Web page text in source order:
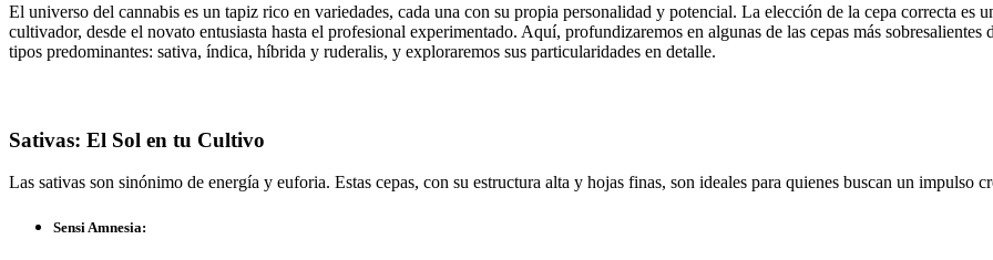
El universo del cannabis es un tapiz rico en variedades, cada una con su propia personalidad y potencial. La elección de la cepa correcta es
cultivador, desde el novato entusiasta hasta el profesional experimentado. Aquí, profundizaremos en algunas de las cepas más sobresalientes
tipos predominantes: sativa, índica, híbrida y ruderalis, y exploraremos sus particularidades en detalle.
Sativas: El Sol en tu Cultivo
Las sativas son sinónimo de energía y euforia. Estas cepas, con su estructura alta y hojas finas, son ideales para quienes buscan un impulso
Sensi Amnesia: